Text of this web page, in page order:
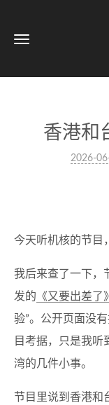
香港和
2026-
今天听机核的节目
我后来查了一下，
发的 《又要出差了》
验”。公开页面没
目考据，只是我听
湾的几件小事。
节目里说到香港和